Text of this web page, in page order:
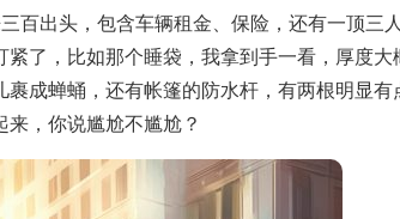
百出头，包含车辆租金、保险，还有一顶三
了，比如那个睡袋，我拿到手一看，厚度大
成蝉蛹，还有帐篷的防水杆，有两根明显有
，你说尴尬不尴尬？